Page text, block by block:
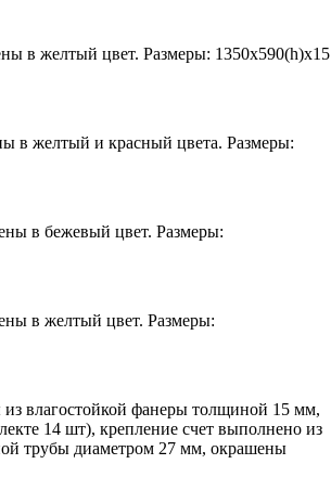
в желтый цвет. Размеры: 1350х590(h)х15
в желтый и красный цвета. Размеры:
в бежевый цвет. Размеры:
в желтый цвет. Размеры:
влагостойкой фанеры толщиной 15 мм,
14 шт), крепление счет выполнено из
трубы диаметром 27 мм, окрашены